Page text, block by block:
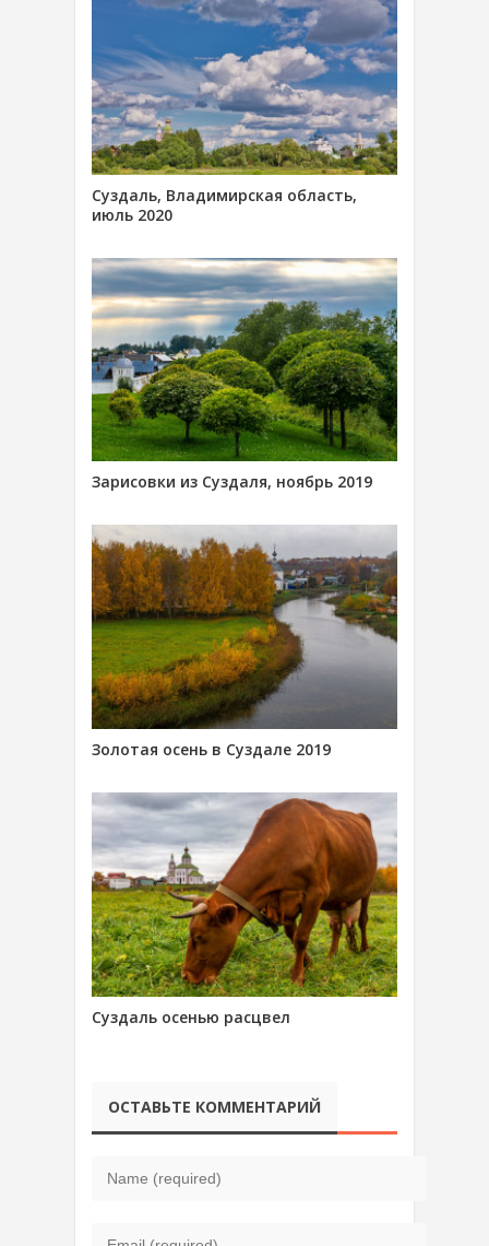
Суздаль, Владимирская область,
июль 2020
Зарисовки из Суздаля, ноябрь 2019
Золотая осень в Суздале 2019
Суздаль осенью расцвел
ОСТАВЬТЕ КОММЕНТАРИЙ